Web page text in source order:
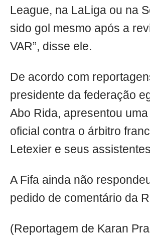
League, na LaLiga ou na
sido gol mesmo após a
VAR”, disse ele.
De acordo com
presidente da federação
Abo Rida, apresentou
oficial contra o árbitro
Letexier e seus
A Fifa ainda não
pedido de comentário da
(Reportagem de Karan